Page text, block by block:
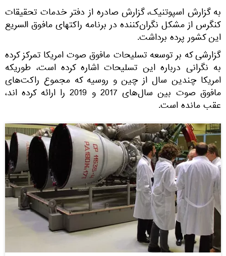
به گزارش اسپوتنیک، گزارش صادره از دفتر خدمات تحقیقات
کنگرس از مشکل نگران‌کننده در برنامه راکتهای مافوق السریع
این کشور پرده برداشت.
گزارشی که بر توسعه تسلیحات مافوق صوت امریکا تمرکز کرده
به نگرانی درباره این تسلیحات اشاره کرده است، طوریکه
امریکا چندین سال از چین و روسیه که مجموع راکت‌های
مافوق صوت بین سال‌های 2017 و 2019 را ارائه کرده اند،
عقب مانده است.